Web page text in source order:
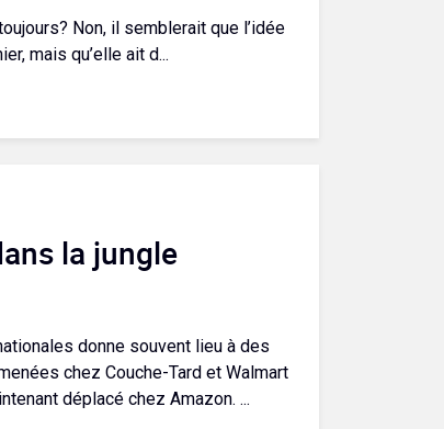
Non, il semblerait que l’idée
mais qu’elle ait d...
la jungle
donne souvent lieu à des
chez Couche-Tard et Walmart
déplacé chez Amazon. ...